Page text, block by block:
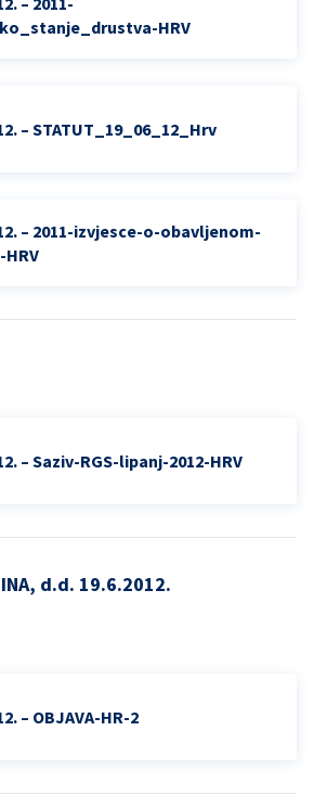
HRV
– STATUT_19_06_12_Hrv
– 2011-izvjesce-o-obavljenom-
– Saziv-RGS-lipanj-2012-HRV
d.d. 19.6.2012.
– OBJAVA-HR-2